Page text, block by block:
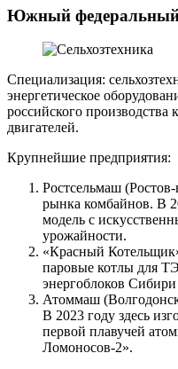
Южный
Специализация:
энергетическое
российского
двигателей.
Крупнейшие предприятия:
Ростсельмаш
рынка комбайнов. В
модель с
урожайности.
«Красный
паровые котлы для
энергоблоков
Атоммаш
В 2023 году здесь
первой плавучей
Ломоносов-2».